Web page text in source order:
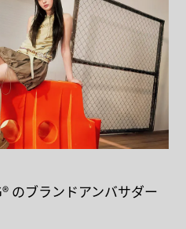
のブランドアンバサダー